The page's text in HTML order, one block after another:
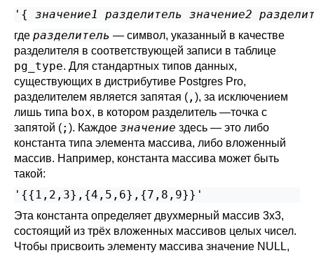
'{ значение1 разделитель значение2
где разделитель — символ, указанный в качестве
разделителя в соответствующей записи в таблице
pg_type. Для стандартных типов данных,
существующих в дистрибутиве Postgres Pro,
разделителем является запятая ( , ), за исключением
лишь типа box, в котором разделитель —точка с
запятой (; ). Каждое значение здесь — это либо
константа типа элемента массива, либо вложенный
массив. Например, константа массива может быть
такой:
'{{1,2,3},{4,5,6},{7,8,9}}'
Эта константа определяет двухмерный массив 3x3,
состоящий из трёх вложенных массивов целых чисел.
Чтобы присвоить элементу массива значение NULL,